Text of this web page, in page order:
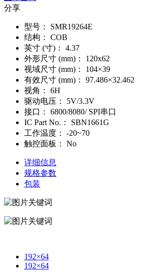
分享
型号：
SMR19264E
结构：
COB
英寸 (寸)：
4.37
外形尺寸 (mm)：
120x62
视域尺寸 (mm)：
104×39
有效尺寸 (mm)：
97.486×32.462
视角：
6H
驱动电压：
5V/3.3V
接口：
6800/8080/ SPI串口
IC Part No.：
SBN1661G
工作温度：
-20~70
触控面板：
No
详细信息
规格参数
包装
192×64
192×64